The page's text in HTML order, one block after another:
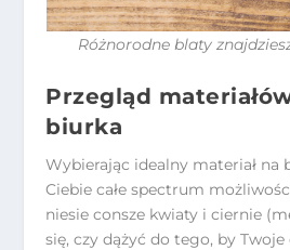
Różnorodne blaty
Przegląd
biurka
Wybierając idealny materiał na
Ciebie całe spectrum
niesie consze kwiaty i ciernie
się, czy dążyć do tego, by